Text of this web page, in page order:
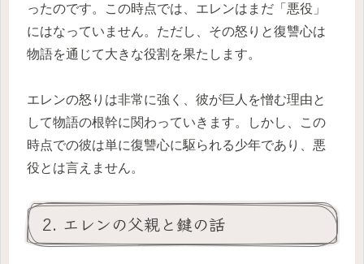
ったのです。この時点では、エレンはまだ「悪役」
にはなっていません。ただし、その怒りと復讐心は
物語を通じて大きな役割を果たします。
エレンの怒りは非常に強く、彼が巨人を憎む理由と
して物語の根幹に関わっていきます。しかし、この
時点での彼は単に復讐心に駆られる少年であり、悪
役とは言えません。
2. エレンの父親と鍵の話